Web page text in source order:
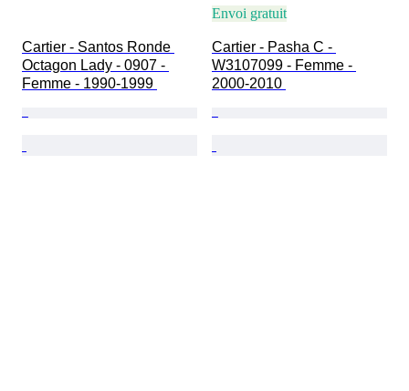
Cartier - Santos Ronde
Octagon Lady - 0907 -
Femme - 1990-1999
Envoi gratuit
Cartier - Pasha C -
W3107099 - Femme -
2000-2010